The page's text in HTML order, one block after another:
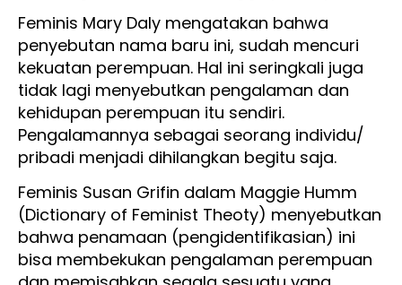
Feminis Mary Daly mengatakan bahwa
penyebutan nama baru ini, sudah mencuri
kekuatan perempuan. Hal ini seringkali juga
tidak lagi menyebutkan pengalaman dan
kehidupan perempuan itu sendiri.
Pengalamannya sebagai seorang individu/
pribadi menjadi dihilangkan begitu saja.
Feminis Susan Grifin dalam Maggie Humm
(Dictionary of Feminist Theoty) menyebutkan
bahwa penamaan (pengidentifikasian) ini
bisa membekukan pengalaman perempuan